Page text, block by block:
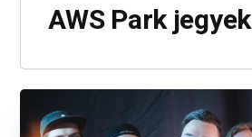
AWS Park jegyek